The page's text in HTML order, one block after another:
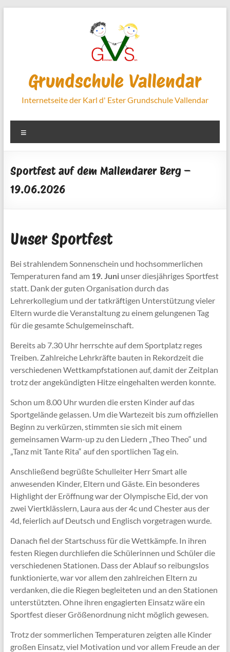
Grundschule Vallendar
Internetseite der Karl d' Ester Grundschule Vallendar
Sportfest auf dem Mallendarer Berg –
19.06.2026
Unser Sportfest
Bei strahlendem Sonnenschein und hochsommerlichen
Temperaturen fand am 19. Juniunser diesjähriges Sportfest
statt. Dank der guten Organisation durch das
Lehrerkollegium und der tatkräftigen Unterstützung vieler
Eltern wurde die Veranstaltung zu einem gelungenen Tag
für die gesamte Schulgemeinschaft.
Bereits ab 7.30 Uhr herrschte auf dem Sportplatz reges
Treiben. Zahlreiche Lehrkräfte bauten in Rekordzeit die
verschiedenen Wettkampfstationen auf, damit der Zeitplan
trotz der angekündigten Hitze eingehalten werden konnte.
Schon um 8.00 Uhr wurden die ersten Kinder auf das
Sportgelände gelassen. Um die Wartezeit bis zum offiziellen
Beginn zu verkürzen, stimmten sie sich mit einem
gemeinsamen Warm-up zu den Liedern „Theo Theo“ und
„Tanz mit Tante Rita“ auf den sportlichen Tag ein.
Anschließend begrüßte Schulleiter Herr Smart alle
anwesenden Kinder, Eltern und Gäste. Ein besonderes
Highlight der Eröffnung war der Olympische Eid, der von
zwei Viertklässlern, Laura aus der 4c und Chester aus der
4d, feierlich auf Deutsch und Englisch vorgetragen wurde.
Danach fiel der Startschuss für die Wettkämpfe. In ihren
festen Riegen durchliefen die Schülerinnen und Schüler die
verschiedenen Stationen. Dass der Ablauf so reibungslos
funktionierte, war vor allem den zahlreichen Eltern zu
verdanken, die die Riegen begleiteten und an den Stationen
unterstützten. Ohne ihren engagierten Einsatz wäre ein
Sportfest dieser Größenordnung nicht möglich gewesen.
Trotz der sommerlichen Temperaturen zeigten alle Kinder
großen Einsatz, viel Motivation und vor allem Freude an der